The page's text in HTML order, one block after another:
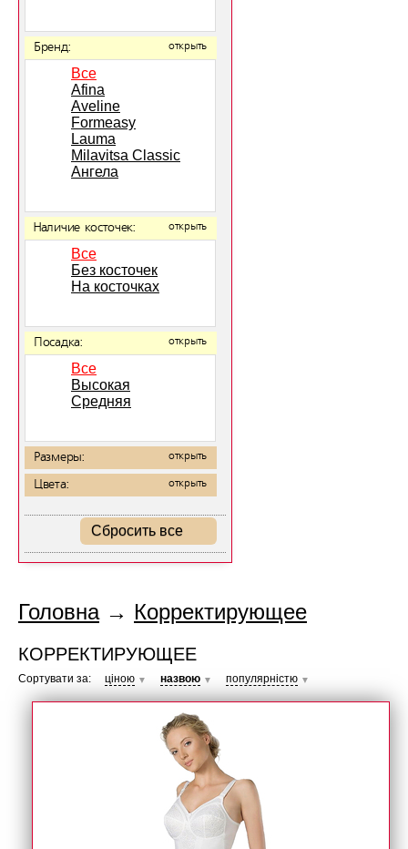
Бренд: открыть
Все
Afina
Aveline
Formeasy
Lauma
Milavitsa Classic
Ангела
Наличие косточек: открыть
Все
Без косточек
На косточках
Посадка: открыть
Все
Высокая
Средняя
Размеры: открыть
Цвета: открыть
Сбросить все
Головна→ Корректирующее
КОРРЕКТИРУЮЩЕЕ
Сортувати за: ціною ▼ назвою ▼ популярністю ▼